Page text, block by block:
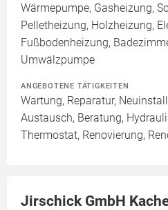
Wärmepumpe, Gasheizung,
Pelletheizung, Holzheizung,
Fußbodenheizung,
Umwälzpumpe
ANGEBOTENE TÄTIGKEITEN
Wartung, Reparatur,
Austausch, Beratung,
Thermostat, Renovierung,
Jirschick GmbH